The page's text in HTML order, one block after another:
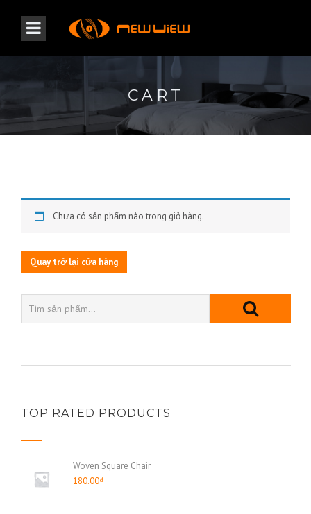
CART
Chưa có sản phẩm nào trong giỏ hàng.
Quay trở lại cửa hàng
TOP RATED PRODUCTS
Woven Square Chair
180.00₫